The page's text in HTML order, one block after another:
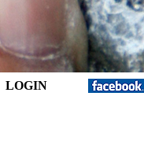
LOGIN